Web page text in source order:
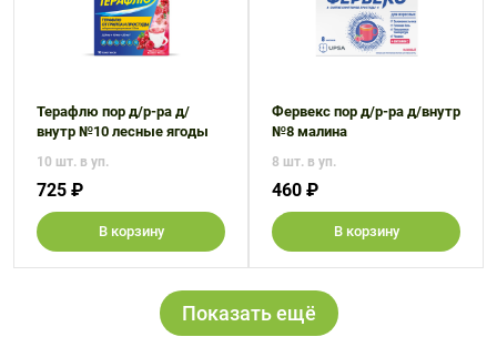
Терафлю пор д/р-ра д/
внутр №10 лесные ягоды
10 шт. в уп.
725 ₽
В корзину
Фервекс пор д/р-ра д/внутр
№8 малина
8 шт. в уп.
460 ₽
В корзину
Показать ещё